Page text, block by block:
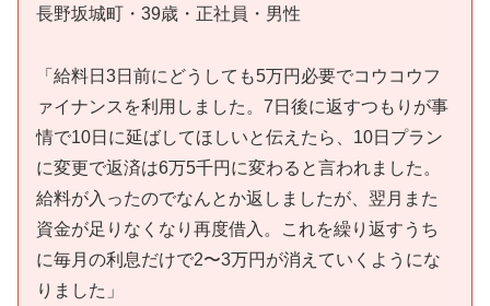
長野坂城町・39歳・正社員・男性
「給料日3日前にどうしても5万円必要でコウコウフ
ァイナンスを利用しました。7日後に返すつもりが事
情で10日に延ばしてほしいと伝えたら、10日プラン
に変更で返済は6万5千円に変わると言われました。
給料が入ったのでなんとか返しましたが、翌月また
資金が足りなくなり再度借入。これを繰り返すうち
に毎月の利息だけで2〜3万円が消えていくようにな
りました」